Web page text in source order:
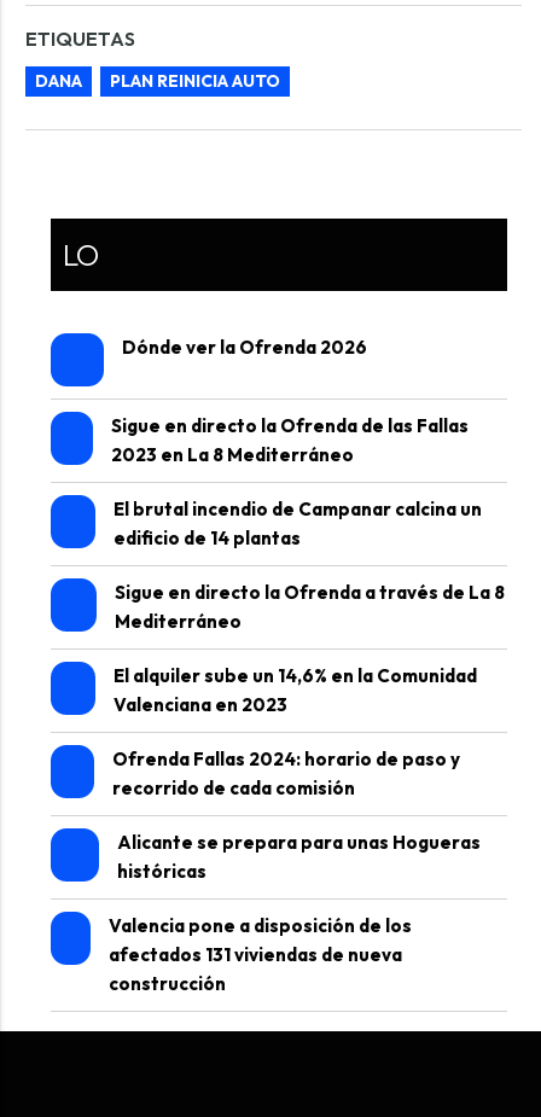
ETIQUETAS
DANA PLAN REINICIA AUTO
LO
Dónde ver la Ofrenda 2026
Sigue en directo la Ofrenda de las Fallas
2023 en La 8 Mediterráneo
El brutal incendio de Campanar calcina un
edificio de 14 plantas
Sigue en directo la Ofrenda a través de La 8
Mediterráneo
El alquiler sube un 14,6% en la Comunidad
Valenciana en 2023
Ofrenda Fallas 2024: horario de paso y
recorrido de cada comisión
Alicante se prepara para unas Hogueras
históricas
Valencia pone a disposición de los
afectados 131 viviendas de nueva
construcción